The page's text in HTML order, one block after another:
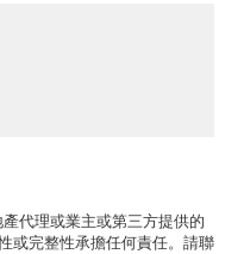
代理或業主或第三方提供的
或完整性承擔任何責任。請聯